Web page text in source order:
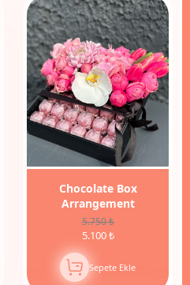
11%
İndirim
Chocolate Box
Arrangement
5.750 ₺
5.100 ₺
Sepete Ekle